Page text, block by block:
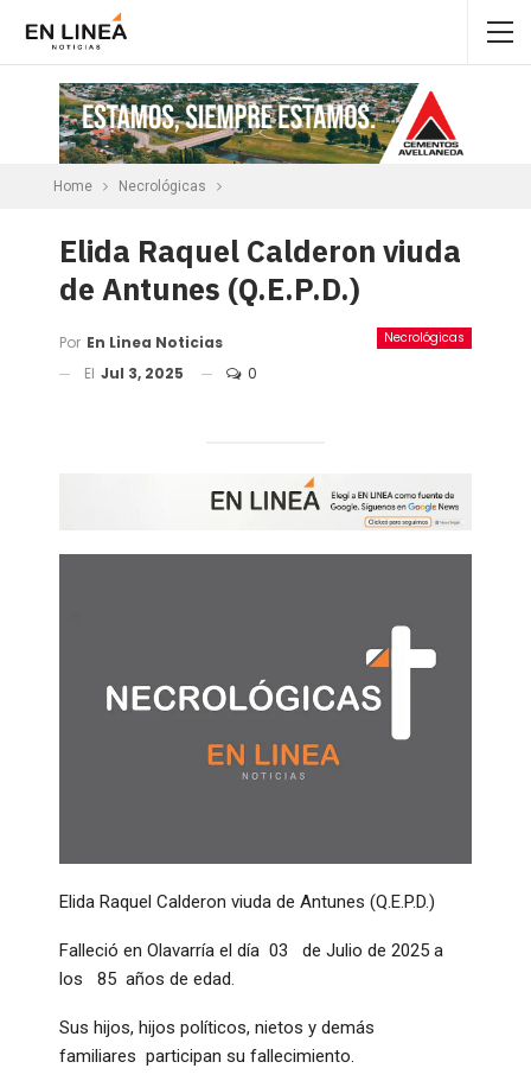
Home Necrológicas
Elida Raquel Calderon viuda
de Antunes (Q.E.P.D.)
Necrológicas
Por En Linea Noticias
El Jul 3, 2025 0
Elida Raquel Calderon viuda de Antunes (Q.E.P.D.)
Falleció en Olavarría el día 03 de Julio de 2025 a
los 85 años de edad.
Sus hijos, hijos políticos, nietos y demás
familiares participan su fallecimiento.